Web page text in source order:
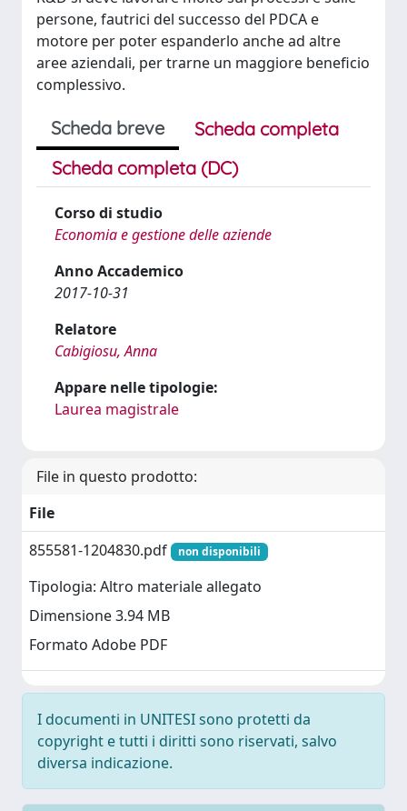
persone, fautrici del successo del PDCA e
motore per poter espanderlo anche ad altre
aree aziendali, per trarne un maggiore beneficio
complessivo.
Scheda breve
Scheda completa
Scheda completa (DC)
Corso di studio
Economia e gestione delle aziende
Anno Accademico
2017-10-31
Relatore
Cabigiosu, Anna
Appare nelle tipologie:
Laurea magistrale
File in questo prodotto:
File
855581-1204830.pdf
non disponibili
Tipologia: Altro materiale allegato
Dimensione 3.94 MB
Formato Adobe PDF
I documenti in UNITESI sono protetti da
copyright e tutti i diritti sono riservati, salvo
diversa indicazione.